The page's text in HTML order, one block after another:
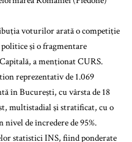
voturilor arată o competiţie
şi o fragmentare
a menţionat CURS.
reprezentativ de 1.069
în Bucureşti, cu vârsta de 18
multistadial şi stratificat, cu o
nivel de încredere de 95%.
statistici INS, fiind ponderate